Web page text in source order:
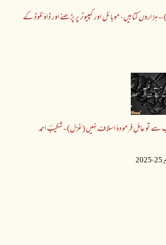
کتابیں، موبائل اور کمپیوٹر پر پڑھنے اور ڈاؤنلوڈ کے
تو عاملِ فرمودۂ اسلاف نہیں (غزل) - شکیبؔ احمد